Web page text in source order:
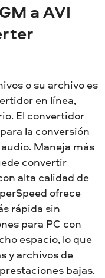
a AVI
o su archivo es
en línea,
El convertidor
la conversión
Maneja más
convertir
alta calidad de
ofrece
rápida sin
para PC con
espacio, lo que
y archivos de
bajas.